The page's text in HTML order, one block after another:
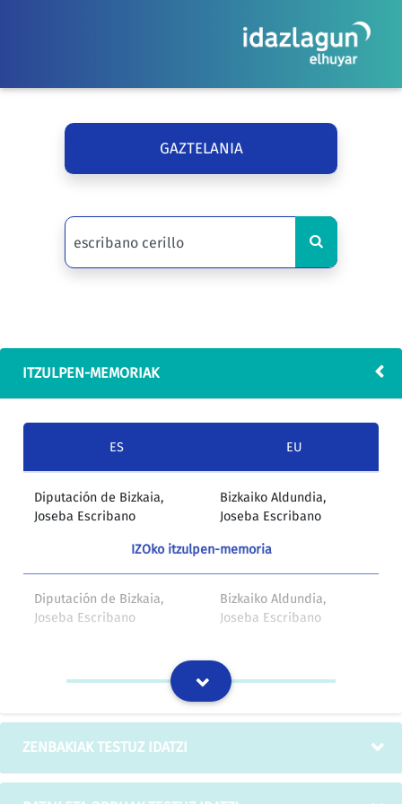
GAZTELANIA
ITZULPEN-MEMORIAK
ES EU
Diputación de Bizkaia,
Joseba Escribano
Bizkaiko Aldundia,
Joseba Escribano
IZOko itzulpen-memoria
Diputación de Bizkaia,
Joseba Escribano
Bizkaiko Aldundia,
Joseba Escribano
ZENBAKIAK TESTUZ IDATZI